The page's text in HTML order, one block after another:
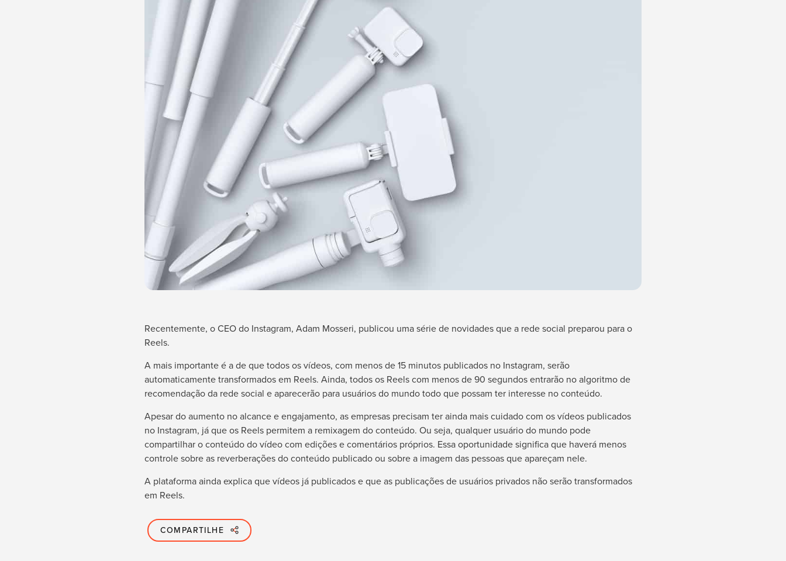
Recentemente, o CEO do Instagram, Adam Mosseri, publicou uma série de novidades que a rede social preparou para o
Reels.
A mais importante é a de que todos os vídeos, com menos de 15 minutos publicados no Instagram, serão
automaticamente transformados em Reels. Ainda, todos os Reels com menos de 90 segundos entrarão no algoritmo de
recomendação da rede social e aparecerão para usuários do mundo todo que possam ter interesse no conteúdo.
Apesar do aumento no alcance e engajamento, as empresas precisam ter ainda mais cuidado com os vídeos publicados
no Instagram, já que os Reels permitem a remixagem do conteúdo. Ou seja, qualquer usuário do mundo pode
compartilhar o conteúdo do vídeo com edições e comentários próprios. Essa oportunidade significa que haverá menos
controle sobre as reverberações do conteúdo publicado ou sobre a imagem das pessoas que apareçam nele.
A plataforma ainda explica que vídeos já publicados e que as publicações de usuários privados não serão transformados
em Reels.
COMPARTILHE